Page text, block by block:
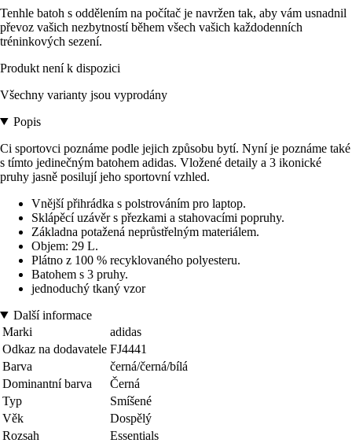
Tenhle batoh s oddělením na počítač je navržen tak, aby vám usnadnil
převoz vašich nezbytností během všech vašich každodenních
tréninkových sezení.
Produkt není k dispozici
Všechny varianty jsou vyprodány
Popis
Ci sportovci poznáme podle jejich způsobu bytí. Nyní je poznáme také
s tímto jedinečným batohem adidas. Vložené detaily a 3 ikonické
pruhy jasně posilují jeho sportovní vzhled.
Vnější přihrádka s polstrováním pro laptop.
Sklápěcí uzávěr s přezkami a stahovacími popruhy.
Základna potažená neprůstřelným materiálem.
Objem: 29 L.
Plátno z 100 % recyklovaného polyesteru.
Batohem s 3 pruhy.
jednoduchý tkaný vzor
Další informace
Marki
adidas
Odkaz na dodavatele FJ4441
Barva
černá/černá/bílá
Dominantní barva
Černá
Typ
Smíšené
Věk
Dospělý
Rozsah
Essentials